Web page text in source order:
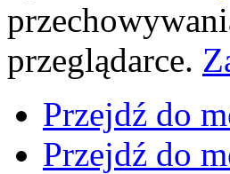
przeglądarce.
Przejdź do
Przejdź do